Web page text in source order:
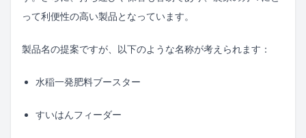
って利便性の高い製品となっています。
製品名の提案ですが、以下のような名称が考えられます：
水稲一発肥料ブースター
すいはんフィーダー